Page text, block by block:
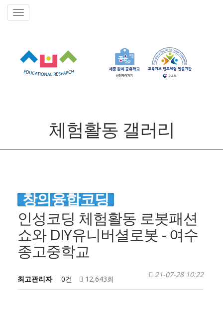
체험활동 갤러리
창의융합코딩
인성코딩 체험활동 로봇패션
쇼와 DIY유니버셜로봇 - 여수
종고중학교
최고관리자 0건 12,643회 21-07-28 10:22